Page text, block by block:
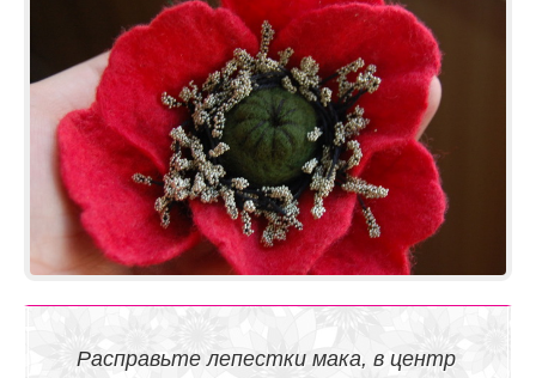
Расправьте лепестки мака, в центр